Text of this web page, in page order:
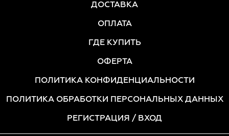
ДОСТАВКА
ОПЛАТА
ГДЕ КУПИТЬ
ОФЕРТА
ПОЛИТИКА КОНФИДЕНЦИАЛЬНОСТИ
ПОЛИТИКА ОБРАБОТКИ ПЕРСОНАЛЬНЫХ ДАННЫХ
РЕГИСТРАЦИЯ / ВХОД